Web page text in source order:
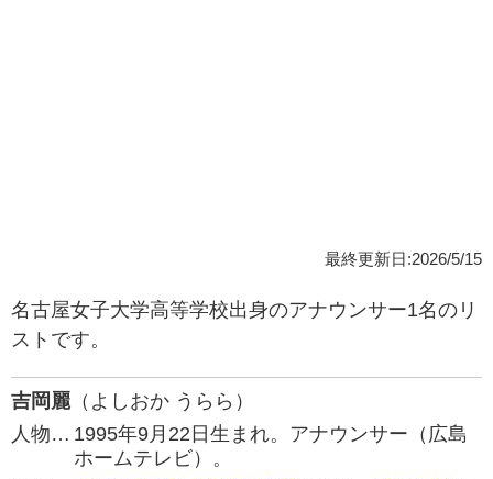
最終更新日:2026/5/15
名古屋女子大学高等学校出身のアナウンサー1名のリ
ストです。
吉岡麗 （よしおか うらら）
人物… 1995年9月22日生まれ。アナウンサー（広島
ホームテレビ）。